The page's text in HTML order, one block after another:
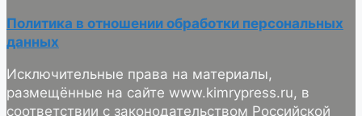
Политика в отношении обработки персональных
данных
Исключительные права на материалы,
размещённые на сайте www.kimrypress.ru, в
соответствии с законодательством Российской